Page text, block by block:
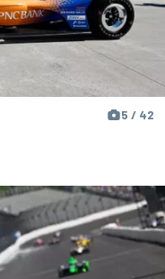
5 / 42